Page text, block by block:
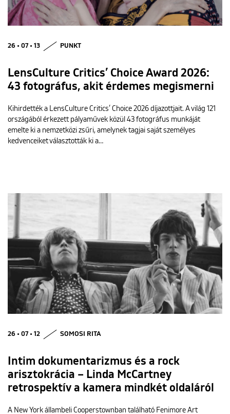
26 • 07 • 13 PUNKT
LensCulture Critics’ Choice Award 2026:
43 fotográfus, akit érdemes megismerni
Kihirdették a LensCulture Critics’ Choice 2026 díjazottjait. A világ 121
országából érkezett pályaművek közül 43 fotográfus munkáját
emelte ki a nemzetközi zsűri, amelynek tagjai saját személyes
kedvenceiket választották ki a…
26 • 07 • 12 SOMOSI RITA
Intim dokumentarizmus és a rock
arisztokrácia – Linda McCartney
retrospektív a kamera mindkét oldaláról
A New York állambeli Cooperstownban található Fenimore Art